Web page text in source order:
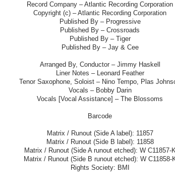
Record Company – Atlantic Recording Corporation
Copyright (c) – Atlantic Recording Corporation
Published By – Progressive
Published By – Crossroads
Published By – Tiger
Published By – Jay & Cee
Arranged By, Conductor – Jimmy Haskell
Liner Notes – Leonard Feather
Tenor Saxophone, Soloist – Nino Tempo, Plas
Vocals – Bobby Darin
Vocals [Vocal Assistance] – The Blossoms
Barcode
Matrix / Runout (Side A label): 11857
Matrix / Runout (Side B label): 11858
Matrix / Runout (Side A runout etched): W C11857-
Matrix / Runout (Side B runout etched): W C11858-
Rights Society: BMI